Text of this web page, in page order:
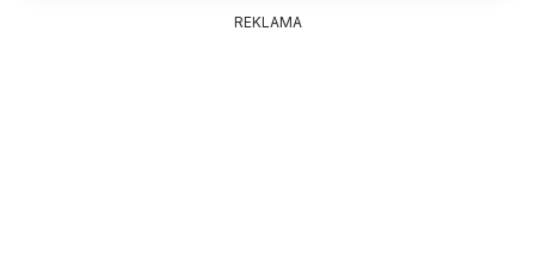
REKLAMA